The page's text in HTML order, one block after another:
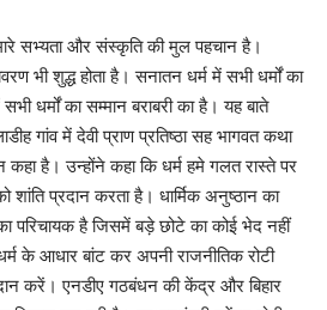
सभ्यता और संस्कृति की मुल पहचान है।
भी शुद्ध होता है। सनातन धर्म में सभी धर्मों का
धर्मों का सम्मान बराबरी का है। यह बाते
गांव में देवी प्राण प्रतिष्ठा सह भागवत कथा
कहा है। उन्होंने कहा कि धर्म हमे गलत रास्ते पर
शांति प्रदान करता है। धार्मिक अनुष्ठान का
परिचायक है जिसमें बड़े छोटे का कोई भेद नहीं
के आधार बांट कर अपनी राजनीतिक रोटी
करें। एनडीए गठबंधन की केंद्र और बिहार